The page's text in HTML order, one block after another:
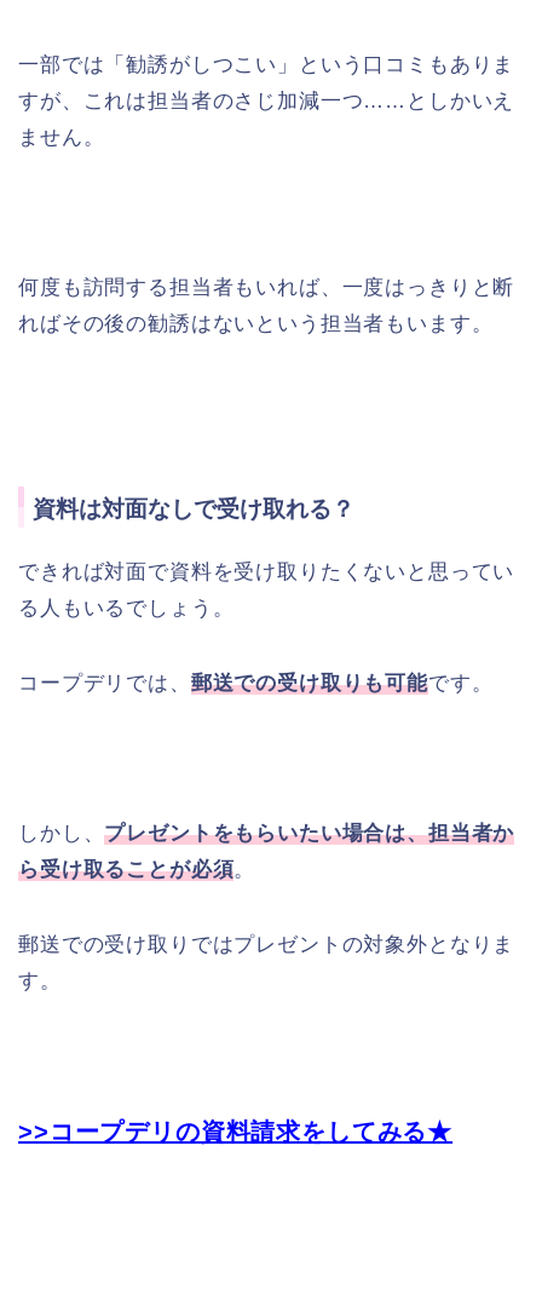
一部では「勧誘がしつこい」という口コミもありま
すが、これは担当者のさじ加減一つ……としかいえ
ません。
何度も訪問する担当者もいれば、一度はっきりと断
ればその後の勧誘はないという担当者もいます。
資料は対面なしで受け取れる？
できれば対面で資料を受け取りたくないと思ってい
る人もいるでしょう。
コープデリでは、 郵送での受け取りも可能です。
しかし、プレゼントをもらいたい場合は、担当者か
ら受け取ることが必須。
郵送での受け取りではプレゼントの対象外となりま
す。
>>コープデリの資料請求をしてみる★